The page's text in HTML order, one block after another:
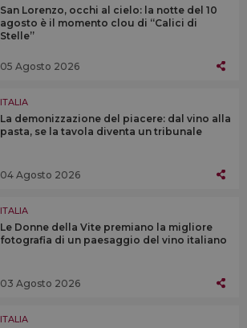
San Lorenzo, occhi al cielo: la notte del 10
agosto è il momento clou di “Calici di
Stelle”
05 Agosto 2026
ITALIA
La demonizzazione del piacere: dal vino alla
pasta, se la tavola diventa un tribunale
04 Agosto 2026
ITALIA
Le Donne della Vite premiano la migliore
fotografia di un paesaggio del vino italiano
03 Agosto 2026
ITALIA